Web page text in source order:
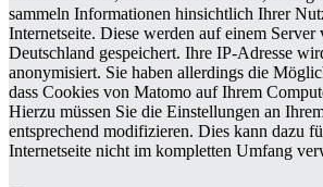
sammeln Informationen hinsichtlich Ihrer
Internetseite. Diese werden auf einem
Deutschland gespeichert. Ihre IP-Adresse
anonymisiert. Sie haben allerdings die
dass Cookies von Matomo auf Ihrem
Hierzu müssen Sie die Einstellungen an
entsprechend modifizieren. Dies kann dazu
Internetseite nicht im kompletten Umfang